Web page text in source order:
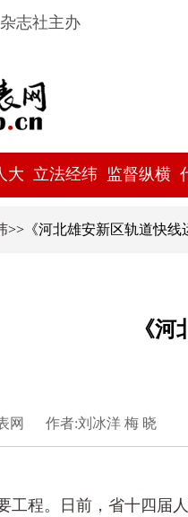
志社主办
大 立法经纬 监督纵横
>>《河北雄安新区轨道快线
《
表网 作者:刘冰洋 梅 晓
工程。日前，省十四届